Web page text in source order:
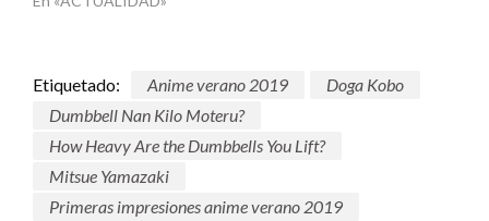
Etiquetado: Anime verano 2019
Doga Kobo
Dumbbell Nan Kilo Moteru?
How Heavy Are the Dumbbells You Lift?
Mitsue Yamazaki
Primeras impresiones anime verano 2019